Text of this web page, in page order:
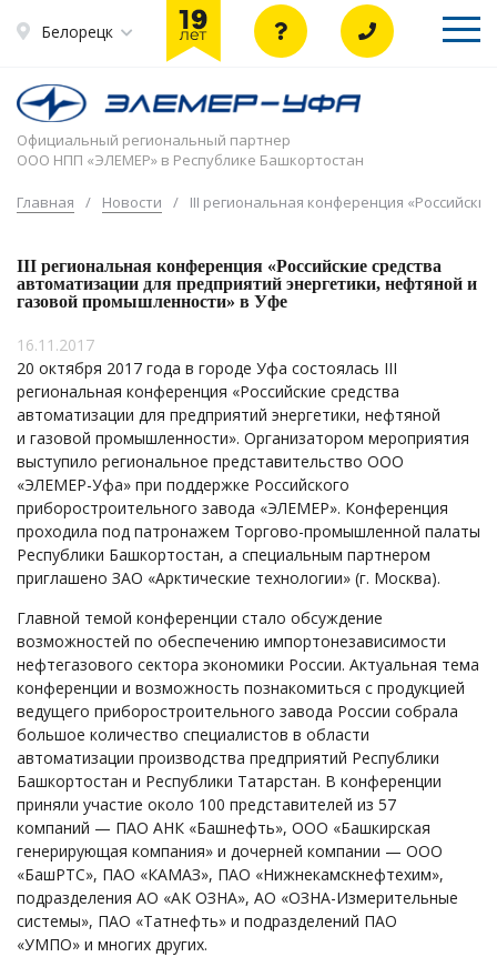
Белорецк
Официальный региональный партнер
ООО НПП «ЭЛЕМЕР» в Республике Башкортостан
Главная / Новости / III региональная конференция
III региональная конференция «Российские средства
автоматизации для предприятий энергетики, нефтяной и
газовой промышленности» в Уфе
16.11.2017
20 октября 2017 года в городе Уфа состоялась III
региональная конференция «Российские средства
автоматизации для предприятий энергетики, нефтяной
и газовой промышленности». Организатором мероприятия
выступило региональное представительство ООО
«ЭЛЕМЕР-Уфа» при поддержке Российского
приборостроительного завода «ЭЛЕМЕР». Конференция
проходила под патронажем Торгово-промышленной палаты
Республики Башкортостан, а специальным партнером
приглашено ЗАО «Арктические технологии» (г. Москва).
Главной темой конференции стало обсуждение
возможностей по обеспечению импортонезависимости
нефтегазового сектора экономики России. Актуальная тема
конференции и возможность познакомиться с продукцией
ведущего приборостроительного завода России собрала
большое количество специалистов в области
автоматизации производства предприятий Республики
Башкортостан и Республики Татарстан. В конференции
приняли участие около 100 представителей из 57
компаний — ПАО АНК «Башнефть», ООО «Башкирская
генерирующая компания» и дочерней компании — ООО
«БашРТС», ПАО «КАМАЗ», ПАО «Нижнекамскнефтехим»,
подразделения АО «АК ОЗНА», АО «ОЗНА-Измерительные
системы», ПАО «Татнефть» и подразделений ПАО
«УМПО» и многих других.